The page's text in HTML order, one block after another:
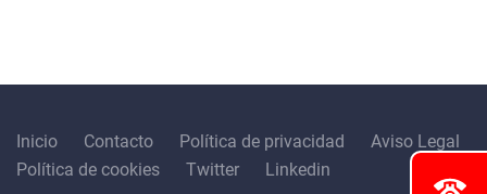
Inicio Contacto Política de privacidad
Aviso Legal
Política de cookies
Twitter Linkedin